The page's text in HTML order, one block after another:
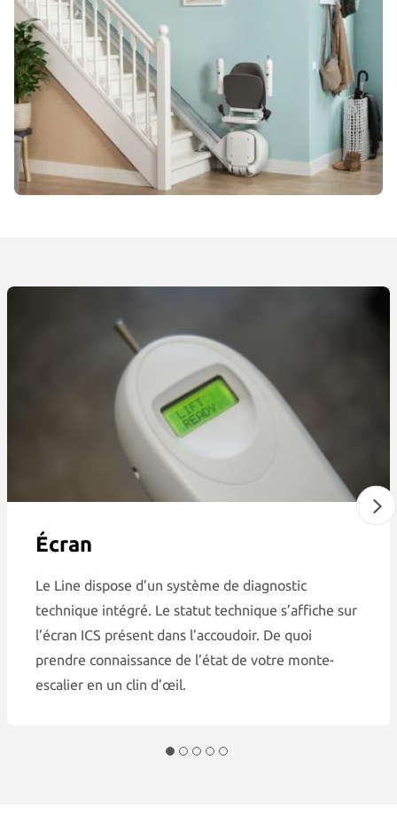
Écran
Le Line dispose d’un système de diagnostic
technique intégré. Le statut technique s’affiche sur
l’écran ICS présent dans l’accoudoir. De quoi
prendre connaissance de l’état de votre monte-
escalier en un clin d’œil.